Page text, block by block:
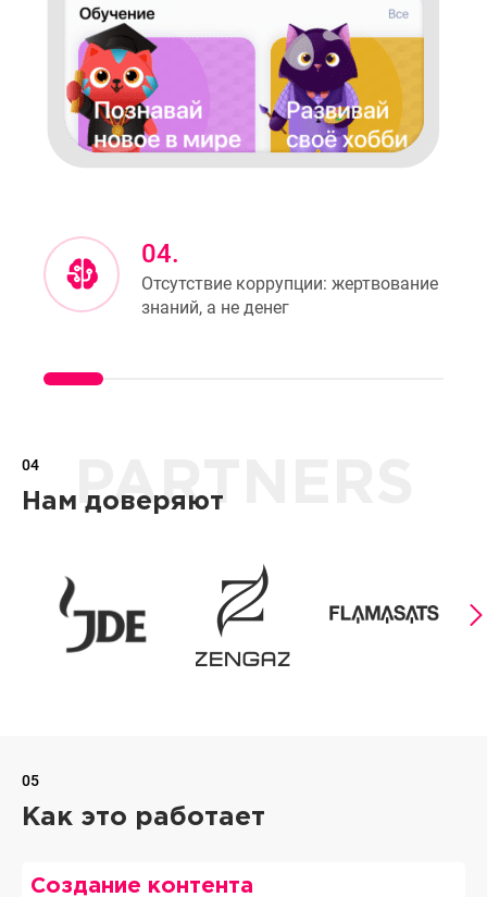
04.
Отсутствие коррупции: жертвование
знаний, а не денег
PARTNERS
04
Нам доверяют
05
Как это работает
Создание контента